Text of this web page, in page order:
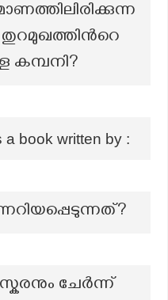
തുറമുഖത്തിന്‍റെ
കമ്പനി?
a book written by :
ചേര്‍ന്ന്